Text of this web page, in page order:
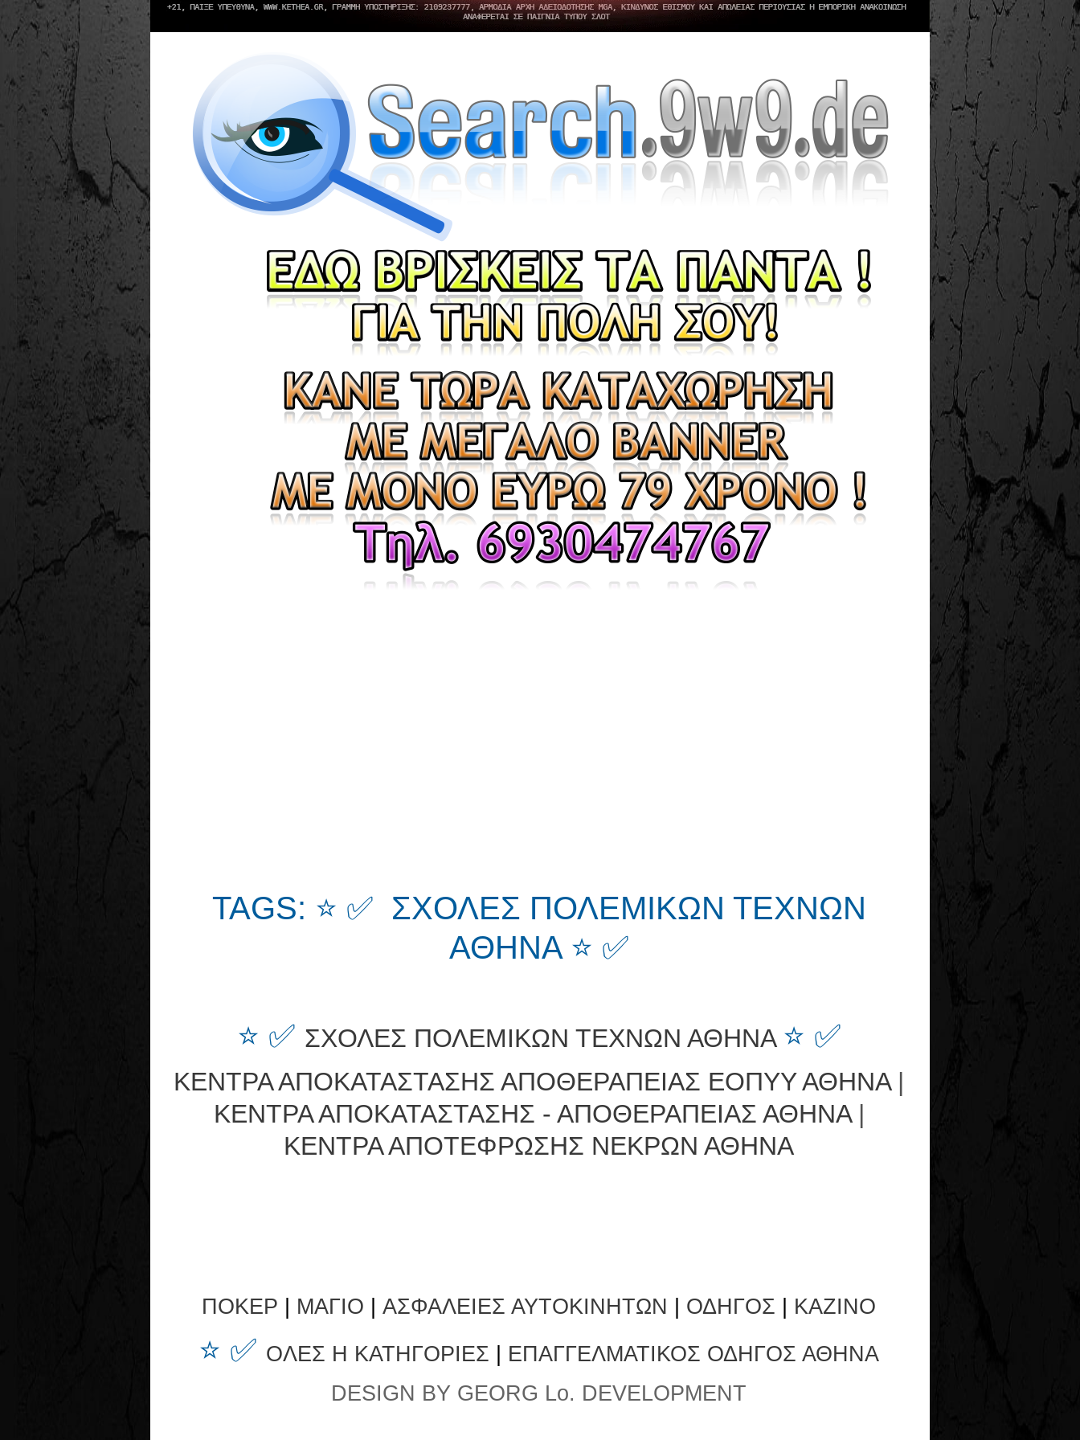
TAGS: ⭐ ✅ ΣΧΟΛΕΣ ΠΟΛΕΜΙΚΩΝ ΤΕΧΝΩΝ
ΑΘΗΝΑ ⭐ ✅
⭐ ✅ ΣΧΟΛΕΣ ΠΟΛΕΜΙΚΩΝ ΤΕΧΝΩΝ ΑΘΗΝΑ ⭐ ✅
ΚΕΝΤΡΑ ΑΠΟΚΑΤΑΣΤΑΣΗΣ ΑΠΟΘΕΡΑΠΕΙΑΣ ΕΟΠΥΥ ΑΘΗΝΑ|
ΚΕΝΤΡΑ ΑΠΟΚΑΤΑΣΤΑΣΗΣ - ΑΠΟΘΕΡΑΠΕΙΑΣ ΑΘΗΝΑ|
ΚΕΝΤΡΑ ΑΠΟΤΕΦΡΩΣΗΣ ΝΕΚΡΩΝ ΑΘΗΝΑ
ΠΟΚΕΡ ΜΑΓΙΟ ΑΣΦΑΛΕΙΕΣ ΑΥΤΟΚΙΝΗΤΩΝ ΟΔΗΓΟΣ ΚΑΖΙΝΟ
⭐ ✅ ΟΛΕΣ Η ΚΑΤΗΓΟΡΙΕΣ
ΕΠΑΓΓΕΛΜΑΤΙΚΟΣ ΟΔΗΓΟΣ ΑΘΗΝΑ
DESIGN BY GEORG Lo. DEVELOPMENT